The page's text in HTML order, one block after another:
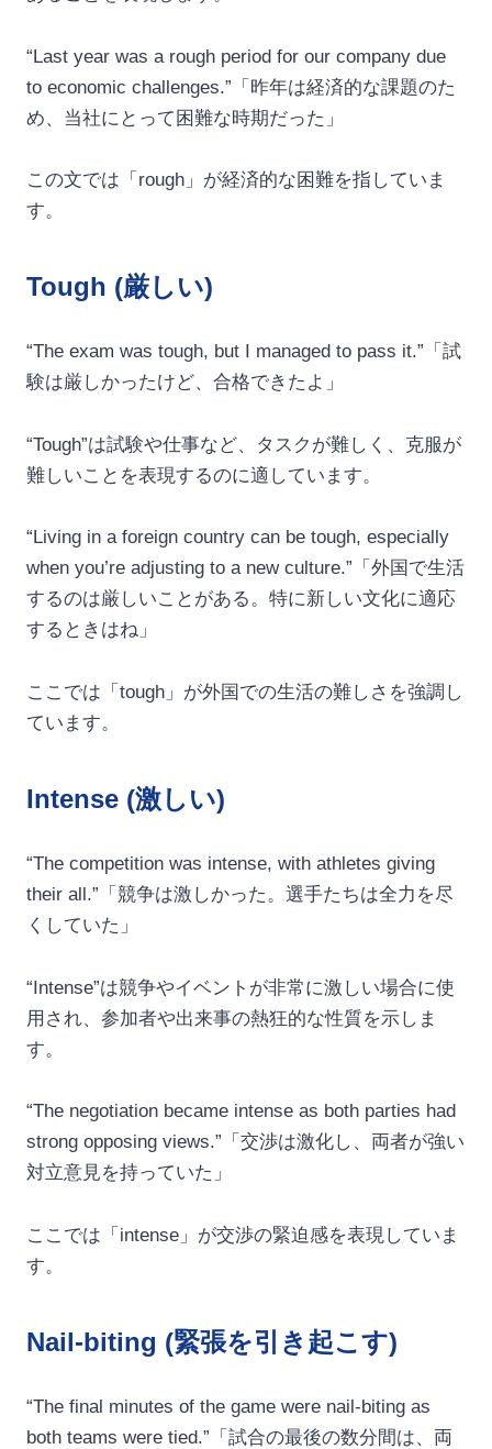
“Last year was a rough period for our company due
to economic challenges.”「昨年は経済的な課題のた
め、当社にとって困難な時期だった」
この文では「rough」が経済的な困難を指していま
す。
Tough (厳しい)
“The exam was tough, but I managed to pass it.”「試
験は厳しかったけど、合格できたよ」
“Tough”は試験や仕事など、タスクが難しく、克服が
難しいことを表現するのに適しています。
“Living in a foreign country can be tough, especially
when you’re adjusting to a new culture.”「外国で生活
するのは厳しいことがある。特に新しい文化に適応
するときはね」
ここでは「tough」が外国での生活の難しさを強調し
ています。
Intense (激しい)
“The competition was intense, with athletes giving
their all.”「競争は激しかった。選手たちは全力を尽
くしていた」
“Intense”は競争やイベントが非常に激しい場合に使
用され、参加者や出来事の熱狂的な性質を示しま
す。
“The negotiation became intense as both parties had
strong opposing views.”「交渉は激化し、両者が強い
対立意見を持っていた」
ここでは「intense」が交渉の緊迫感を表現していま
す。
Nail-biting (緊張を引き起こす)
“The final minutes of the game were nail-biting as
both teams were tied.”「試合の最後の数分間は、両